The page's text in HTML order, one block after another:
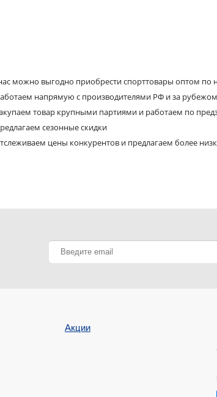
можно выгодно приобрести спорттовары оптом по
напрямую с производителями РФ и за рубежом
товар крупными партиями и работаем по
сезонные скидки
цены конкурентов и предлагаем более
Акции